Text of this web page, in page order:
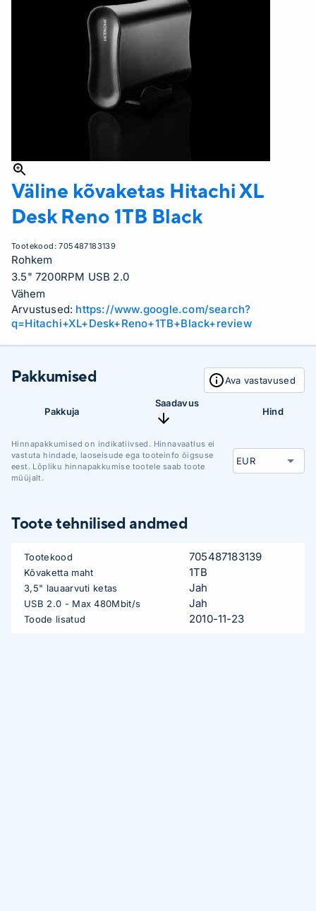
Väline kõvaketas HitachiXL
Desk Reno 1TB Black
Tootekood:705487183139
Rohkem
3.5" 7200RPM USB 2.0
Vähem
Arvustused: https://www.google.com/search?
q=Hitachi+XL+Desk+Reno+1TB+Black+review
Pakkumised Ava vastavused
Pakkuja
Saadavus
Hind
Hinnapakkumised on indikatiivsed. Hinnavaatlus ei
vastuta hindade, laoseisude ega tooteinfo õigsuse
eest. Lõpliku hinnapakkumise tootele saab toote
müüjalt.
Toote tehnilised andmed
Tootekood 705487183139
Kõvaketta maht 1TB
3,5" lauaarvuti ketas Jah
USB 2.0 - Max 480Mbit/s Jah
Toode lisatud 2010-11-23